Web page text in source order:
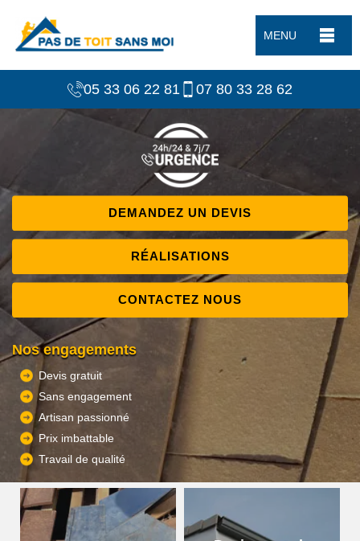
MENU
05 33 06 22 81 07 80 33 28 62
DEMANDEZ UN DEVIS
RÉALISATIONS
CONTACTEZ NOUS
Nos engagements
Devis gratuit
Sans engagement
Artisan passionné
Prix imbattable
Travail de qualité